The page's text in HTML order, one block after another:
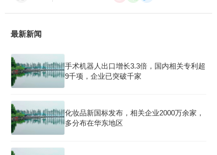
最新新闻
手术机器人出口增长3.3倍，国内相关专利超
9千项，企业已突破千家
化妆品新国标发布，相关企业2000万余家，
多分布在华东地区